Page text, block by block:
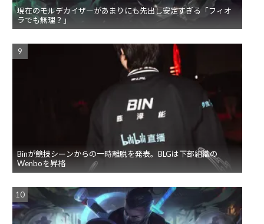
現在のモルデカイザーがあまりにも先出し安定すぎる「フィオ
ラでも無理？」
Binが競技シーンからの一時離脱を発表。BLGは下部組織の
Wenboを昇格